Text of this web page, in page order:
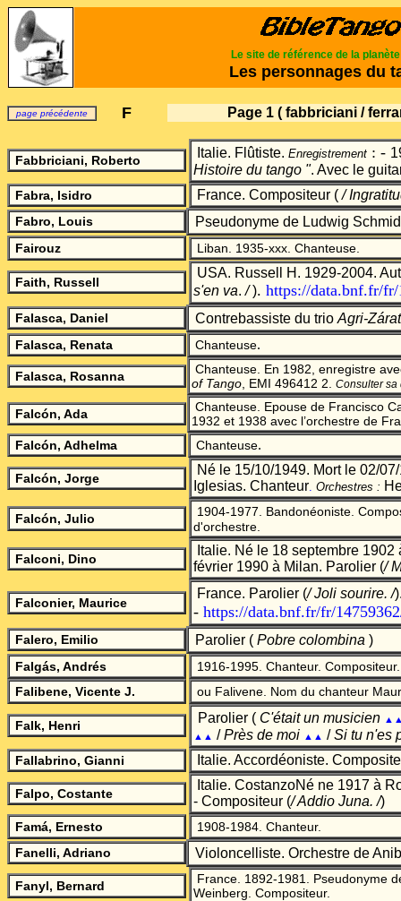
Le site de référence de la planète
Les personnages du
page précédente F Page 1( fabbriciani /
Fabbriciani, Roberto Italie. Flûtiste. Enregistrement : -
Histoire du tango ". Avec le
Fabra, Isidro France. Compositeur (/
Fabro, Louis Pseudonyme de Ludwig
Fairouz Liban. 1935-xxx. Chanteuse.
Faith, Russell
USA. Russell H. 1929-2004.
s'en va. /). https://data.bnf.fr/
Falasca, Daniel Contrebassiste du trio Agri-
Falasca, Renata Chanteuse.
Falasca, Rosanna
Chanteuse. En 1982, enregistre
of Tango , EMI 496412 2. Consulter sa
Falcón, Ada
Chanteuse. Epouse de Francisco
1932 et 1938 avec l’orchestre de
Falcón, Adhelma
Chanteuse.
Falcón, Jorge
Né le 15/10/1949. Mort le 02/
Iglesias. Chanteur. Orchestres :
Falcón, Julio
1904-1977. Bandonéoniste.
d'orchestre.
Falconi, Dino
Italie. Né le 18 septembre
février 1990 à Milan. Parolier (/
Falconier, Maurice
France. Parolier (/ Joli sourire. /)
- https://data.bnf.fr/fr/
Falero, Emilio Parolier ( Pobre colombina )
Falgás, Andrés
1916-1995. Chanteur. Compositeur.
Falibene, Vicente J.
ou Falivene. Nom du chanteur
Falk, Henri Parolier ( C'était un musicien
▲▲ /Près de moi ▲▲ /Si tu n'es
Fallabrino, Gianni Italie. Accordéoniste.
Falpo, Costante
Italie. CostanzoNé ne 1917 à
- Compositeur (/ Addio Juna. /)
Famá, Ernesto
1908-1984. Chanteur.
Fanelli, Adriano
Violoncelliste. Orchestre de
Fanyl, Bernard
France. 1892-1981. Pseudonyme
Weinberg. Compositeur.